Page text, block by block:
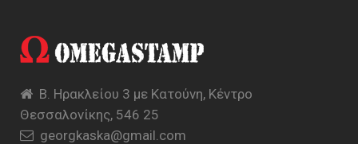
Β. Ηρακλείου 3 με Κατούνη, Κέντρο
Θεσσαλονίκης, 546 25
georgkaska@gmail.com